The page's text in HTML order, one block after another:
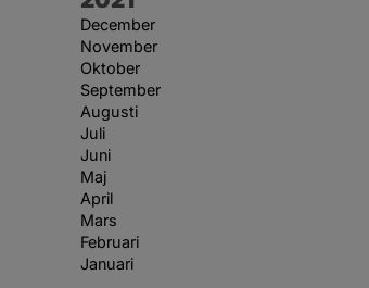
December
November
Oktober
September
Augusti
Juli
Juni
Maj
April
Mars
Februari
Januari